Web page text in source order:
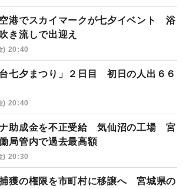
港でスカイマークが七夕イベント 浴
き流しで出迎え
) 20:40
台七夕まつり」２日目 初日の人出６６
) 20:40
助成金を不正受給 気仙沼の工場 宮
局管内で過去最高額
) 20:30
獲の権限を市町村に移譲へ 宮城県の